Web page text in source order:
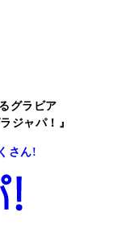
グラビア
ジャパ！』
さん!